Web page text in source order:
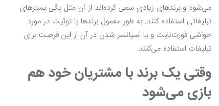
می‌شود و برندهای زیادی سعی کرده‌اند از آن مثل باقی بسترهای
تبلیغاتی استفاده کنند. به طور معمول برندها با توئیت در مورد
حواشی فورت‌نایت و یا اسپانسر شدن در آن از این فرصت برای
تبلیغات استفاده می‌کنند.
وقتی یک برند با مشتریان خود هم
بازی می‌شود